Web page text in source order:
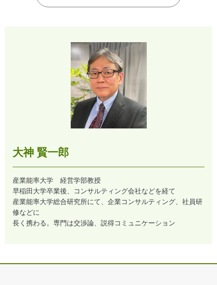
大神 賢一郎
産業能率大学 経営学部教授
早稲田大学卒業後、コンサルティング会社などを経て
産業能率大学総合研究所にて、企業コンサルティング、社員研
修などに
長く携わる。専門は交渉論、説得コミュニケーション